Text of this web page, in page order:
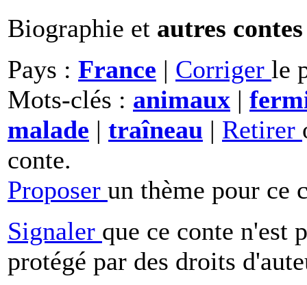
Biographie et autres contes
Pays : France | Corriger le
Mots-clés : animaux |
malade | traîneau | Retirer
conte.
Proposer un thème pour ce
Signaler que ce conte n'est
protégé par des droits